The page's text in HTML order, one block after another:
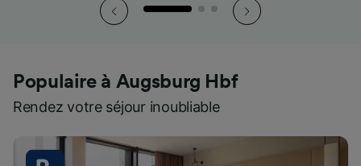
Populaire à Augsburg Hbf
Rendez votre séjour inoubliable